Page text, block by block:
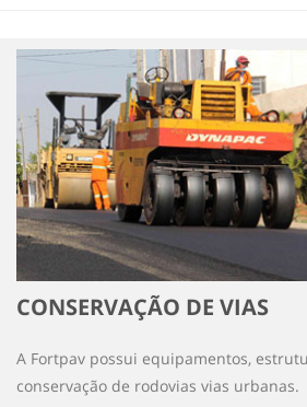
CONSERVAÇÃO DE VIAS
A Fortpav possui equipamentos,
conservação de rodovias vias urbanas.